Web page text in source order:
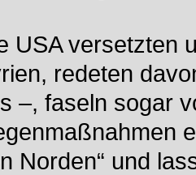
USA versetzten
redeten
–, faseln sogar
Norden“ und